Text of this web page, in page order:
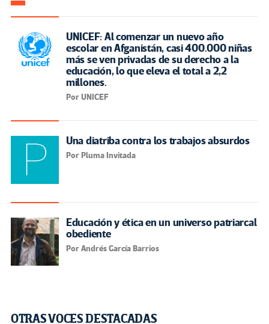
UNICEF: Al comenzar un nuevo año
escolar en Afganistán, casi 400.000 niñas
más se ven privadas de su derecho a la
educación, lo que eleva el total a 2,2
millones.
Por UNICEF
Una diatriba contra los trabajos absurdos
Por Pluma Invitada
Educación y ética en un universo patriarcal
obediente
Por Andrés García Barrios
OTRAS VOCES DESTACADAS